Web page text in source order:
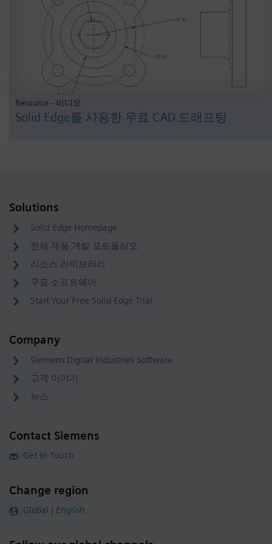
Resource - 비디오
Solid Edge를 사용한 무료 CAD 드래프팅
Solutions
Solid Edge Homepage
전체 제품 개발 포트폴리오
리소스 라이브러리
무료 소프트웨어
Start Your Free Solid Edge Trial
Company
Siemens Digital Industries Software
고객 이야기
뉴스
Contact Siemens
Get in Touch
Change region
Global | English